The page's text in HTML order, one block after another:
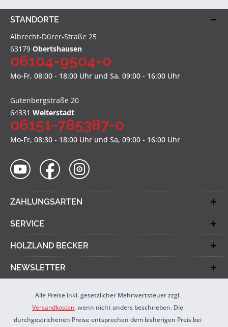
STANDORTE
Albrecht-Dürer-Straße 25
63179 Obertshausen
06104-9504-0
Mo-Fr, 08:00 - 18:00 Uhr und Sa, 09:00 - 16:00 Uhr
Gutenbergstraße 20
64331 Weiterstadt
06151-785387-0
Mo-Fr, 08:30 - 18:00 Uhr und Sa, 09:00 - 16:00 Uhr
ZAHLUNGSARTEN
SERVICE
HOLZLAND BECKER
NEWSLETTER
Alle Preise inkl. gesetzlicher Mehrwertsteuer zzgl.
Versandkosten, wenn nicht anders beschrieben. Die
durchgestrichenen Preise entsprechen dem bisherigen Preis bei